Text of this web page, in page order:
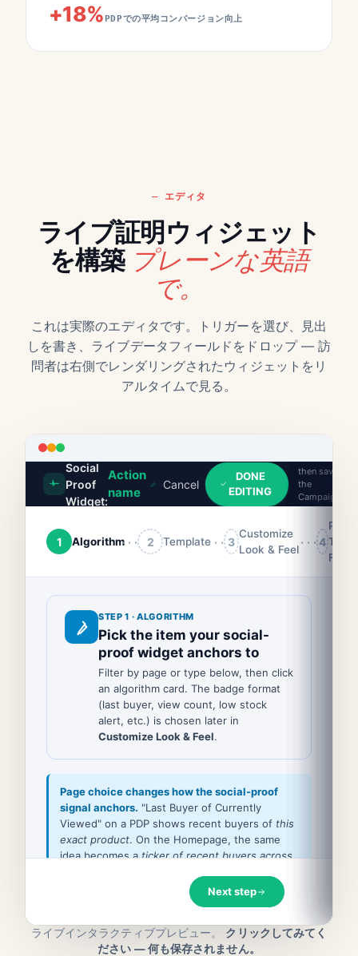
+18% PDPでの平均コンバージョン向上
エディタ
ライブ証明ウィジェット
を構築 プレーンな英語
で。
これは実際のエディタです。トリガーを選び、見出
しを書き、ライブデータフィールドをドロップ — 訪
問者は右側でレンダリングされたウィジェットをリ
アルタイムで見る。
ライブインタラクティブプレビュー。 クリックしてみてく
ださい — 何も保存されません。